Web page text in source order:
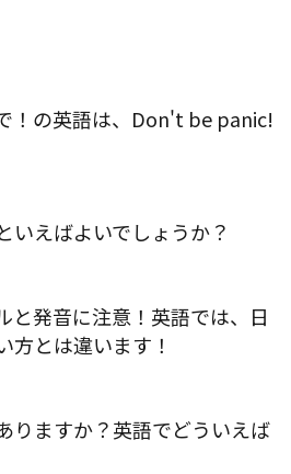
！の英語は、Don't be panic!
いえばよいでしょうか？
と発音に注意！英語では、日
方とは違います！
りますか？英語でどういえば